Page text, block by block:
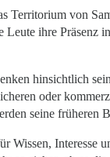
Territorium von
Leute ihre Präsenz
hinsichtlich
oder
seine
Wissen,